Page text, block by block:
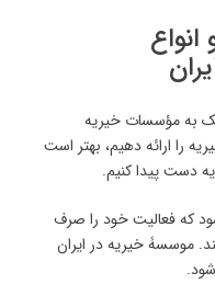
به مؤسسات خیریه
را ارائه دهیم، بهتر است
دست پیدا کنیم.
که فعالیت خود را صرف
موسسۀ خیریه در ایران